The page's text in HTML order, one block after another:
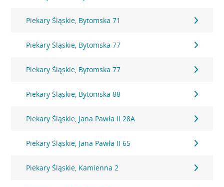
Piekary Śląskie, Bytomska 71
Piekary Śląskie, Bytomska 77
Piekary Śląskie, Bytomska 77
Piekary Śląskie, Bytomska 88
Piekary Śląskie, Jana Pawła II 28A
Piekary Śląskie, Jana Pawła II 65
Piekary Śląskie, Kamienna 2